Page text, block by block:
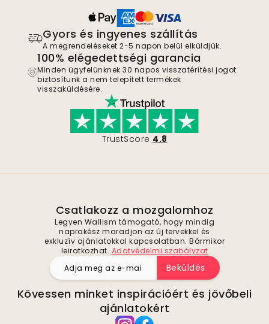
Gyors és ingyenes szállítás
A megrendeléseket 2-5 napon belül elküldjük.
100% elégedettségi garancia
Minden ügyfelünknek 30 napos visszatérítési jogot
biztosítunk a nem telepített termékek
visszaküldésére.
TrustScore 4.8
Csatlakozz a mozgalomhoz
Legyen Wallism támogató, hogy mindig
naprakész maradjon az új tervekkel és
exkluzív ajánlatokkal kapcsolatban. Bármikor
leiratkozhat. Adatvédelmi szabályzat
Beküldés
Kövessen minket inspirációért és jövőbeli
ajánlatokért